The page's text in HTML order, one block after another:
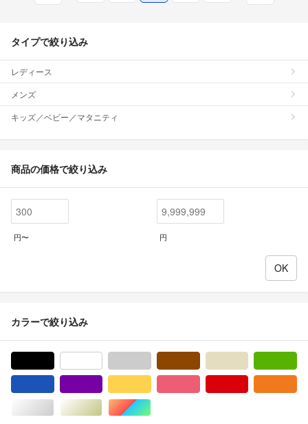
タイプで絞り込み
レディース
メンズ
キッズ／ベビー／マタニティ
商品の価格で絞り込み
円〜 円
カラーで絞り込み
シルバー/銀色系ゴールド/金色系マルチカラー